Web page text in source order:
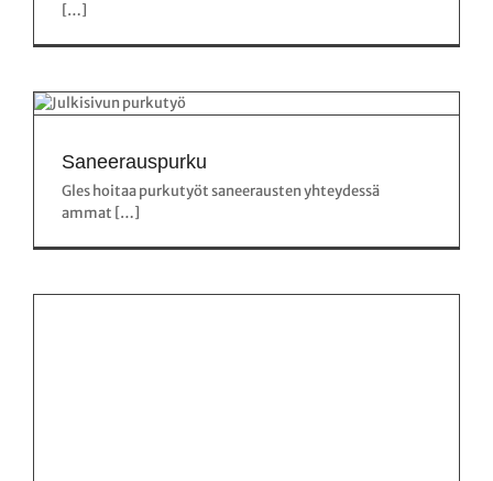
[…]
Saneerauspurku
Gles hoitaa purkutyöt saneerausten yhteydessä
ammat […]